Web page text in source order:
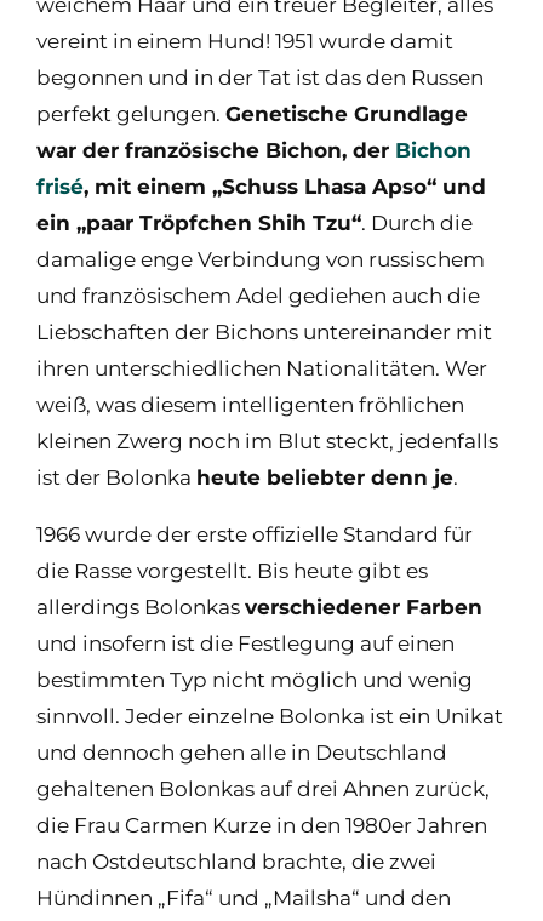
weichem Haar und ein treuer Begleiter, alles
vereint in einem Hund! 1951 wurde damit
begonnen und in der Tat ist das den Russen
perfekt gelungen. Genetische Grundlage
war der französische Bichon, der Bichon
frisé, mit einem „Schuss Lhasa Apso“ und
ein „paar Tröpfchen Shih Tzu“. Durch die
damalige enge Verbindung von russischem
und französischem Adel gediehen auch die
Liebschaften der Bichons untereinander mit
ihren unterschiedlichen Nationalitäten. Wer
weiß, was diesem intelligenten fröhlichen
kleinen Zwerg noch im Blut steckt, jedenfalls
ist der Bolonka heute beliebter denn je.
1966 wurde der erste offizielle Standard für
die Rasse vorgestellt. Bis heute gibt es
allerdings Bolonkas verschiedener Farben
und insofern ist die Festlegung auf einen
bestimmten Typ nicht möglich und wenig
sinnvoll. Jeder einzelne Bolonka ist ein Unikat
und dennoch gehen alle in Deutschland
gehaltenen Bolonkas auf drei Ahnen zurück,
die Frau Carmen Kurze in den 1980er Jahren
nach Ostdeutschland brachte, die zwei
Hündinnen „Fifa“ und „Mailsha“ und den